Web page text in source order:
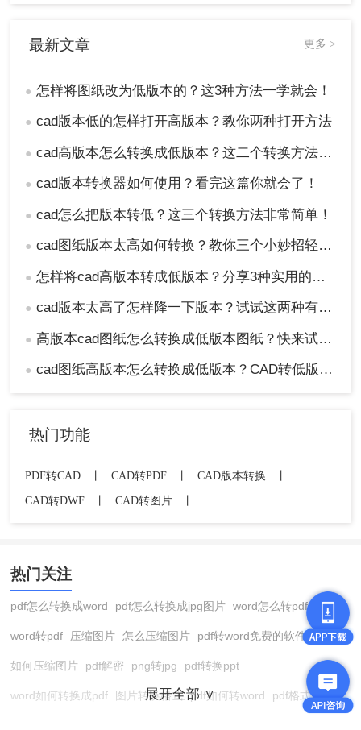
最新文章 更多 >
● 怎样将图纸改为低版本的？这3种方法一学就会！
● cad版本低的怎样打开高版本？教你两种打开方法
● cad高版本怎么转换成低版本？这二个转换方法非常简单！
● cad版本转换器如何使用？看完这篇你就会了！
● cad怎么把版本转低？这三个转换方法非常简单！
● cad图纸版本太高如何转换？教你三个小妙招轻松搞定！
● 怎样将cad高版本转成低版本？分享3种实用的方法~！
● cad版本太高了怎样降一下版本？试试这两种有效的方法！
● 高版本cad图纸怎么转换成低版本图纸？快来试一试这二种方法吧！
● cad图纸高版本怎么转换成低版本？CAD转低版本的两种方法
热门功能
PDF转CAD CAD转PDF CAD版本转换
CAD转DWF
CAD转图片
热门关注
pdf怎么转换成word pdf怎么转换成jpg图片 word怎么转pdf
word转pdf 压缩图片 怎么压缩图片 pdf转word免费的软件
如何压缩图片 pdf解密 png转jpg pdf转换ppt
word如何转换成pdf 图片转换格式 pdf如何转word pdf格式转换
展开全部 ∨